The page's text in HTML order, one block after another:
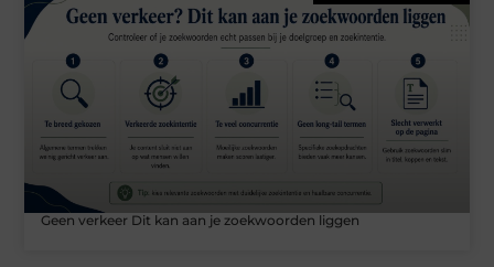
Geen verkeer Dit kan aan je zoekwoorden liggen